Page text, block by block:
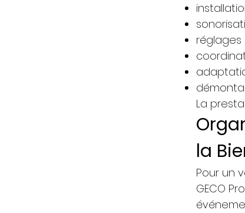
réglages
La
la
Pour un
GECO